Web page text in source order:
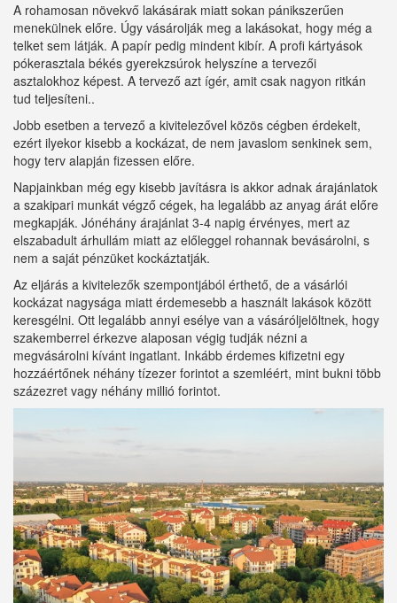
A rohamosan növekvő lakásárak miatt sokan pánikszerűen
menekülnek előre. Úgy vásárolják meg a lakásokat, hogy még a
telket sem látják. A papír pedig mindent kibír. A profi kártyások
pókerasztala békés gyerekzsúrok helyszíne a tervezői
asztalokhoz képest. A tervező azt ígér, amit csak nagyon ritkán
tud teljesíteni..
Jobb esetben a tervező a kivitelezővel közös cégben érdekelt,
ezért ilyekor kisebb a kockázat, de nem javaslom senkinek sem,
hogy terv alapján fizessen előre.
Napjainkban még egy kisebb javításra is akkor adnak árajánlatok
a szakipari munkát végző cégek, ha legalább az anyag árát előre
megkapják. Jónéhány árajánlat 3-4 napig érvényes, mert az
elszabadult árhullám miatt az előleggel rohannak bevásárolni, s
nem a saját pénzüket kockáztatják.
Az eljárás a kivitelezők szempontjából érthető, de a vásárlói
kockázat nagysága miatt érdemesebb a használt lakások között
keresgélni. Ott legalább annyi esélye van a vásáróljelöltnek, hogy
szakemberrel érkezve alaposan végig tudják nézni a
megvásárolni kívánt ingatlant. Inkább érdemes kifizetni egy
hozzáértőnek néhány tízezer forintot a szemléért, mint bukni több
százezret vagy néhány millió forintot.